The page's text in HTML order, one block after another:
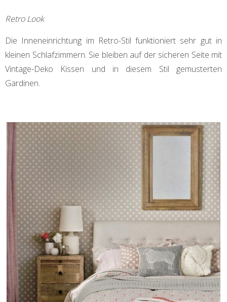
Retro Look
Die Inneneinrichtung im Retro-Stil funktioniert sehr gut in
kleinen Schlafzimmern. Sie bleiben auf der sicheren Seite mit
Vintage-Deko Kissen und in diesem Stil gemusterten
Gardinen.